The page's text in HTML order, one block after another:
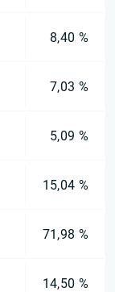
8,40 %
7,03 %
5,09 %
15,04 %
71,98 %
14,50 %